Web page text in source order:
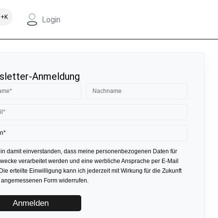
Login
Anmeldung
damit einverstanden, dass meine personenbezogenen Daten für
verarbeitet werden und eine werbliche Ansprache per E-Mail
erteilte Einwilligung kann ich jederzeit mit Wirkung für die Zukunft
Form widerrufen.
Anmelden